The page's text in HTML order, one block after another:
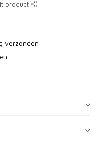
product
verzonden